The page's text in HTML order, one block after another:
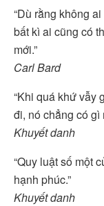
“Dù rằng không
bất kì ai cũng có
mới.”
Carl Bard
“Khi quá khứ vẫy
đi, nó chẳng có gì
Khuyết danh
“Quy luật số một
hạnh phúc.”
Khuyết danh